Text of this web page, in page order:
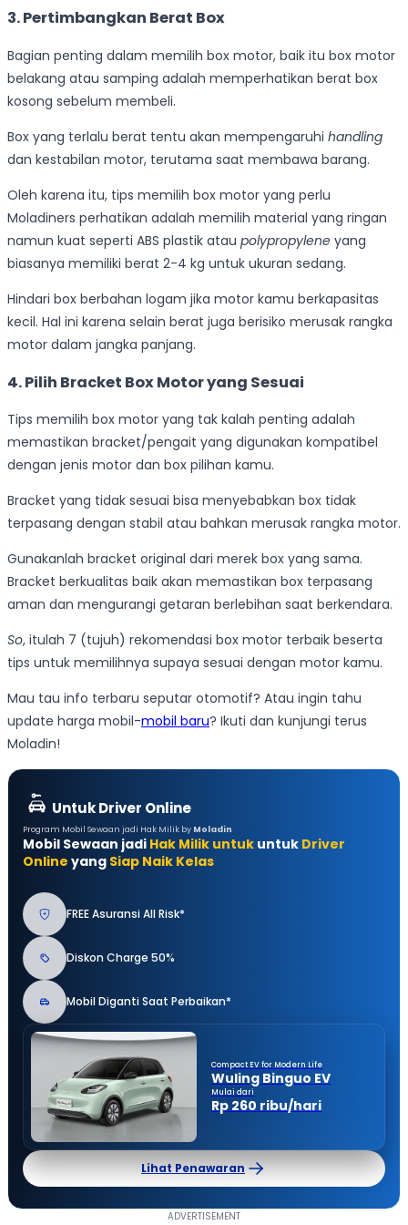
3.Pertimbangkan Berat Box
Bagian penting dalam memilih box motor, baik itu box motor
belakang atau samping adalah memperhatikan berat box
kosong sebelum membeli.
Box yang terlalu berat tentu akan mempengaruhi handling
dan kestabilan motor, terutama saat membawa barang.
Oleh karena itu, tips memilih box motor yang perlu
Moladiners perhatikan adalah memilih material yang ringan
namun kuat seperti ABS plastik atau polypropylene yang
biasanya memiliki berat 2-4 kg untuk ukuran sedang.
Hindari box berbahan logam jika motor kamu berkapasitas
kecil. Hal ini karena selain berat juga berisiko merusak rangka
motor dalam jangka panjang.
4.Pilih Bracket Box Motor yang Sesuai
Tips memilih box motor yang tak kalah penting adalah
memastikan bracket/pengait yang digunakan kompatibel
dengan jenis motor dan box pilihan kamu.
Bracket yang tidak sesuai bisa menyebabkan box tidak
terpasang dengan stabil atau bahkan merusak rangka motor.
Gunakanlah bracket original dari merek box yang sama.
Bracket berkualitas baik akan memastikan box terpasang
aman dan mengurangi getaran berlebihan saat berkendara.
So, itulah 7 (tujuh) rekomendasi box motor terbaik beserta
tips untuk memilihnya supaya sesuai dengan motor kamu.
Mau tau info terbaru seputar otomotif? Atau ingin tahu
update harga mobil-mobil baru? Ikuti dan kunjungi terus
Moladin!
Untuk Driver Online
Program Mobil Sewaan jadi Hak Milik by Moladin
Mobil Sewaan jadi Hak Milik untuk untuk Driver
Online yang Siap Naik Kelas
FREE Asuransi All Risk*
Diskon Charge 50%
Mobil Diganti Saat Perbaikan*
Compact EV for Modern Life
Wuling Binguo EV
Mulai dari
Rp 260 ribu/hari
Lihat Penawaran